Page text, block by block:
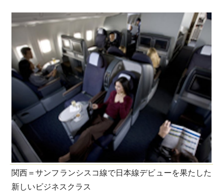
関西＝サンフランシスコ線で日本線デビューを果たした
新しいビジネスクラス